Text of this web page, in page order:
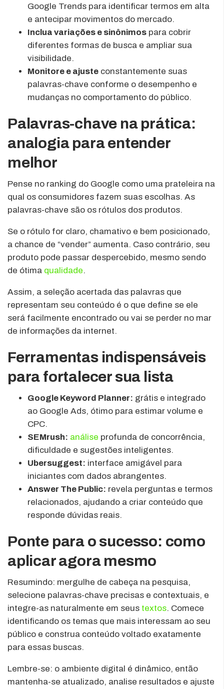
Google Trends para identificar termos em alta
e antecipar movimentos do mercado.
Inclua variações e sinônimos para cobrir
diferentes formas de busca e ampliar sua
visibilidade.
Monitore e ajuste constantemente suas
palavras-chave conforme o desempenho e
mudanças no comportamento do público.
Palavras-chave na prática:
analogia para entender
melhor
Pense no ranking do Google como uma prateleira na
qual os consumidores fazem suas escolhas. As
palavras-chave são os rótulos dos produtos.
Se o rótulo for claro, chamativo e bem posicionado,
a chance de “vender” aumenta. Caso contrário, seu
produto pode passar despercebido, mesmo sendo
de ótima qualidade.
Assim, a seleção acertada das palavras que
representam seu conteúdo é o que define se ele
será facilmente encontrado ou vai se perder no mar
de informações da internet.
Ferramentas indispensáveis
para fortalecer sua lista
Google Keyword Planner: grátis e integrado
ao Google Ads, ótimo para estimar volume e
CPC.
SEMrush: análise profunda de concorrência,
dificuldade e sugestões inteligentes.
Ubersuggest: interface amigável para
iniciantes com dados abrangentes.
Answer The Public: revela perguntas e termos
relacionados, ajudando a criar conteúdo que
responde dúvidas reais.
Ponte para o sucesso: como
aplicar agora mesmo
Resumindo: mergulhe de cabeça na pesquisa,
selecione palavras-chave precisas e contextuais, e
integre-as naturalmente em seus textos. Comece
identificando os temas que mais interessam ao seu
público e construa conteúdo voltado exatamente
para essas buscas.
Lembre-se: o ambiente digital é dinâmico, então
mantenha-se atualizado, analise resultados e ajuste